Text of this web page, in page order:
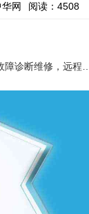
网 阅读：4508